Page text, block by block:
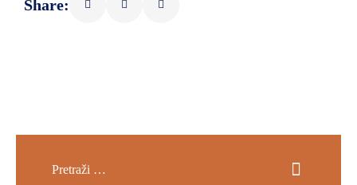
Share: